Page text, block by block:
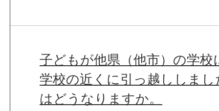
子どもが他県（他市）の学
学校の近くに引っ越ししま
はどうなりますか。